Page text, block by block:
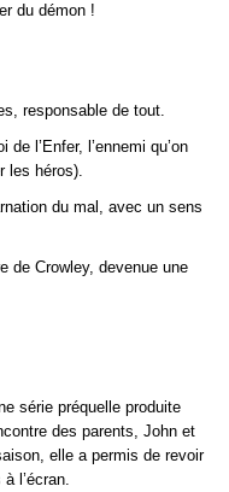
du démon !
responsable de tout.
de l’Enfer, l’ennemi qu’on
les héros).
du mal, avec un sens
de Crowley, devenue une
série préquelle produite
des parents, John et
elle a permis de revoir
l’écran.